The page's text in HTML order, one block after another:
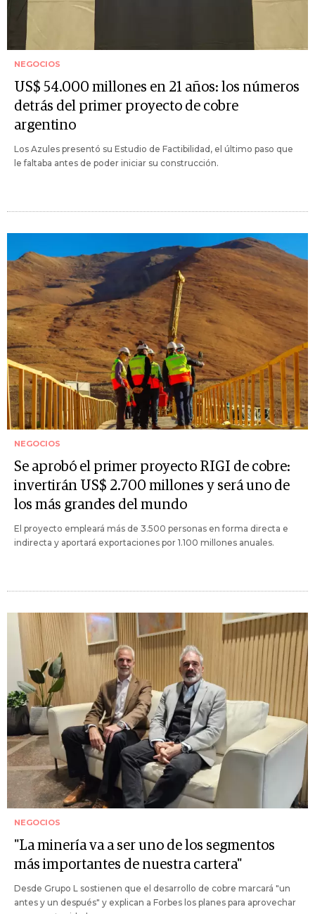
NEGOCIOS
US$ 54.000 millones en 21 años: los números
detrás del primer proyecto de cobre
argentino
Los Azules presentó su Estudio de Factibilidad, el último paso que
le faltaba antes de poder iniciar su construcción.
NEGOCIOS
Se aprobó el primer proyecto RIGI de cobre:
invertirán US$ 2.700 millones y será uno de
los más grandes del mundo
El proyecto empleará más de 3.500 personas en forma directa e
indirecta y aportará exportaciones por 1.100 millones anuales.
NEGOCIOS
"La minería va a ser uno de los segmentos
más importantes de nuestra cartera"
Desde Grupo L sostienen que el desarrollo de cobre marcará "un
antes y un después" y explican a Forbes los planes para aprovechar